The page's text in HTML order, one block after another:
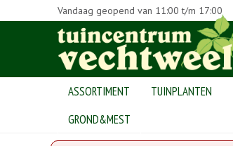
Home
Vandaag geopend van 11:00 t/m 17:00
ASSORTIMENT TUINPLANTEN
GROND&MEST